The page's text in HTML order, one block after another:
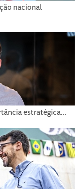
nacional
estratégica...